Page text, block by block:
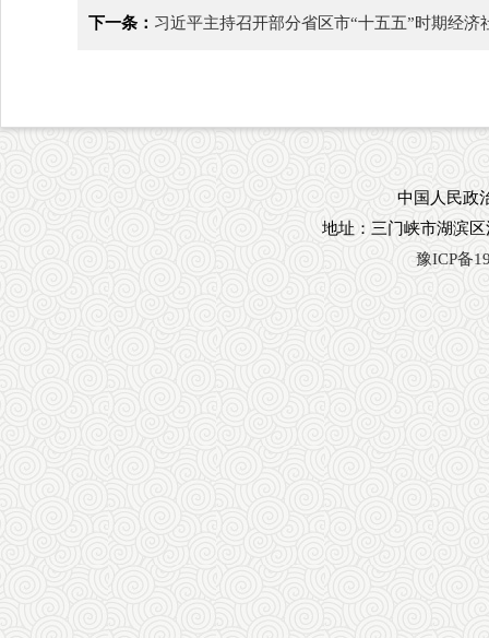
下一条： 习近平主持召开部分省区市“十五五”时期经济
中国人民政
地址：三门峡市湖滨
豫ICP备